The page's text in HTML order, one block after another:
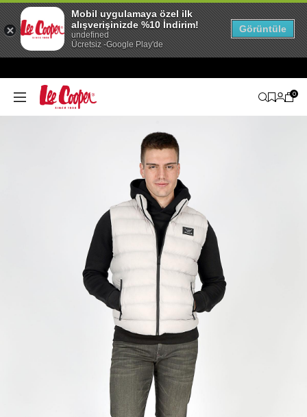
0
Mobil uygulamaya özel ilk
alışverişinizde %10 İndirim!
undefined
Ücretsiz -Google Play'de
Görüntüle